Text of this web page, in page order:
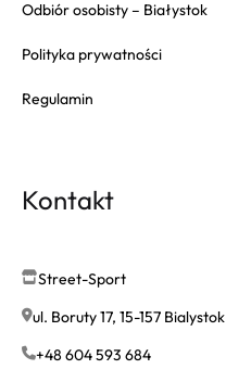
Odbiór osobisty – Białystok
Polityka prywatności
Regulamin
Kontakt
Street-Sport
ul. Boruty 17, 15-157 Bialystok
+48 604 593 684